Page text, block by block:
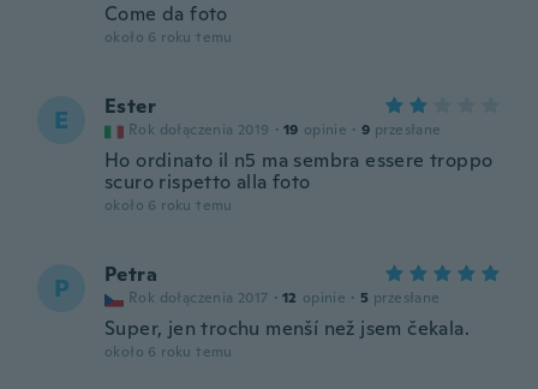
Come da foto
około 6 roku temu
E Ester
Rok dołączenia 2019 · 19 opinie · 9 przesłane
Ho ordinato il n5 ma sembra essere troppo
scuro rispetto alla foto
około 6 roku temu
P Petra
Rok dołączenia 2017 · 12 opinie · 5 przesłane
Super, jen trochu menší než jsem čekala.
około 6 roku temu